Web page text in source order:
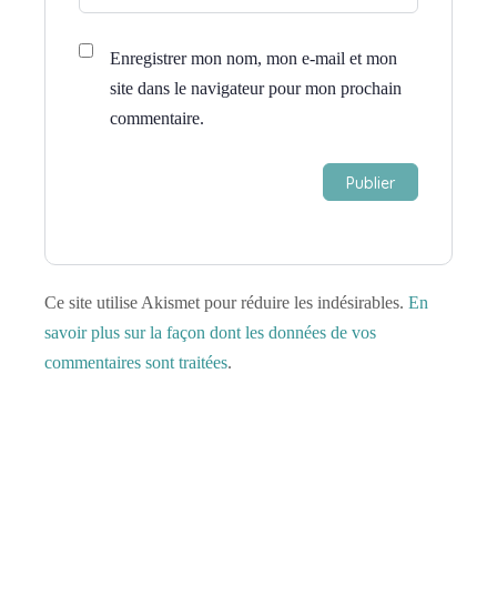
Enregistrer mon nom, mon e-mail et mon
site dans le navigateur pour mon prochain
commentaire.
Ce site utilise Akismet pour réduire les indésirables. En
savoir plus sur la façon dont les données de vos
commentaires sont traitées.